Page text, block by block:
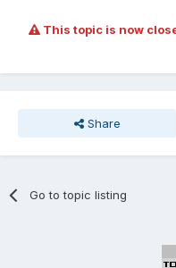
This topic is now
Share
Go to topic listing